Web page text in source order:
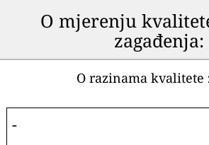
O mjerenju
zagađenja:
O razinama kvalitete
-